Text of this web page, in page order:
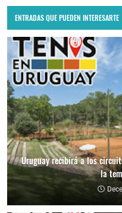
ENTRADAS QUE PUEDEN INTERESARTE
Uruguay recibirá a los
la